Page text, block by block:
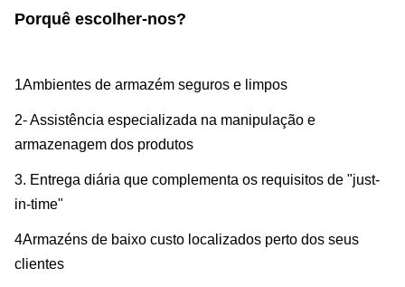
Porquê escolher-nos?
1Ambientes de armazém seguros e limpos
2- Assistência especializada na manipulação e
armazenagem dos produtos
3. Entrega diária que complementa os requisitos de "just-
in-time"
4Armazéns de baixo custo localizados perto dos seus
clientes